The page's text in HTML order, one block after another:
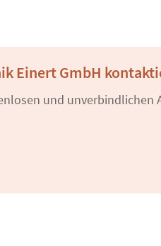
Einert GmbH
und unverbindlichen